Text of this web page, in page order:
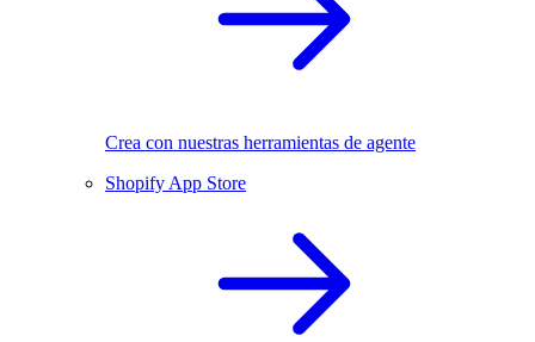
Crea con nuestras herramientas de agente
Shopify App Store